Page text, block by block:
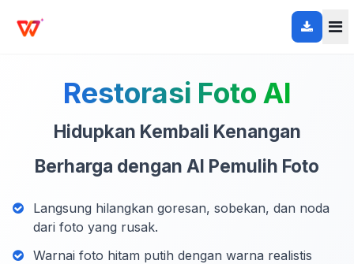
Restorasi Foto AI
Hidupkan Kembali Kenangan
Berharga dengan AI Pemulih Foto
Langsung hilangkan goresan, sobekan, dan noda
dari foto yang rusak.
Warnai foto hitam putih dengan warna realistis